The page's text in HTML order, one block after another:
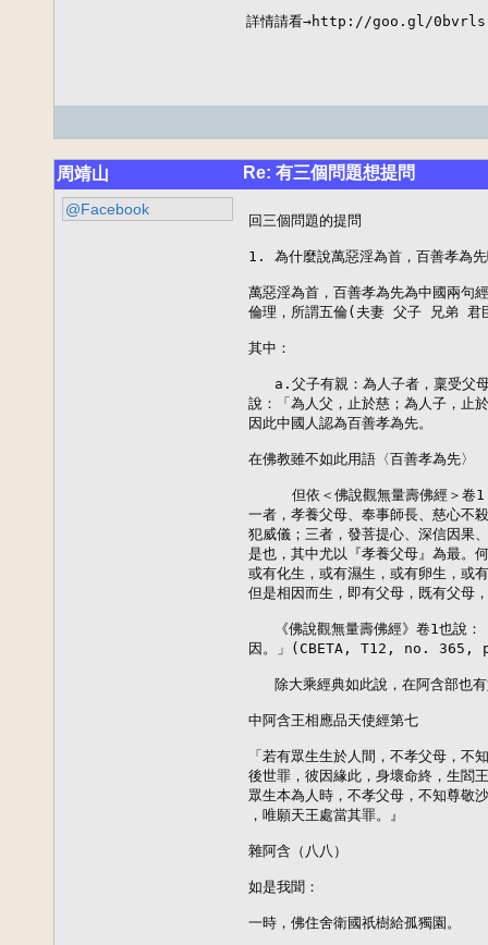
詳情請看→http://goo.gl/0bvrls
周靖山 Re: 有三個問題想提問
@Facebook
回三個問題的提問
1. 為什麼說萬惡淫為首，百善孝為
萬惡淫為首，百善孝為先為中國兩句
倫理，所謂五倫(夫妻 父子 兄弟 君
其中：
a.父子有親：為人子者，稟受父
說：「為人父，止於慈；為人子，止
因此中國人認為百善孝為先。
在佛教雖不如此用語〈百善孝為先〉
但依＜佛說觀無量壽佛經＞卷1
一者，孝養父母、奉事師長、慈心不
犯威儀；三者，發菩提心、深信因果
是也，其中尤以『孝養父母』為最。
或有化生，或有濕生，或有卵生，或
但是相因而生，即有父母，既有父母
《佛說觀無量壽佛經》卷1也說：
因。」(CBETA, T12, no.
除大乘經典如此說，在阿含部也
中阿含王相應品天使經第七
「若有眾生生於人間，不孝父母，不
後世罪，彼因緣此，身壞命終，生閻
眾生本為人時，不孝父母，不知尊敬
，唯願天王處當其罪。』
雜阿含（八八）
如是我聞：
一時，佛住舍衛國祇樹給孤獨園。